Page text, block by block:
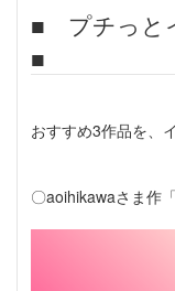
■ プチっと
■
おすすめ3作品を、
〇aoihikawaさま作